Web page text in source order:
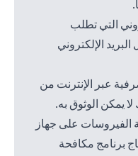
التي تطلب
الإلكتروني
عبر الإنترنت من
يمكن الوثوق به.
الفيروسات على جهاز
برنامج مكافحة